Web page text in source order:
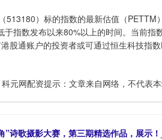
）标的指数的最新估值（PETTM
指数发布以来80%以上的时间。当前指
股通账户的投资者或可通过恒生科技指
科元网配资提示：文章来自网络，不代表本
”诗歌摄影大赛，第三期精选作品，展示